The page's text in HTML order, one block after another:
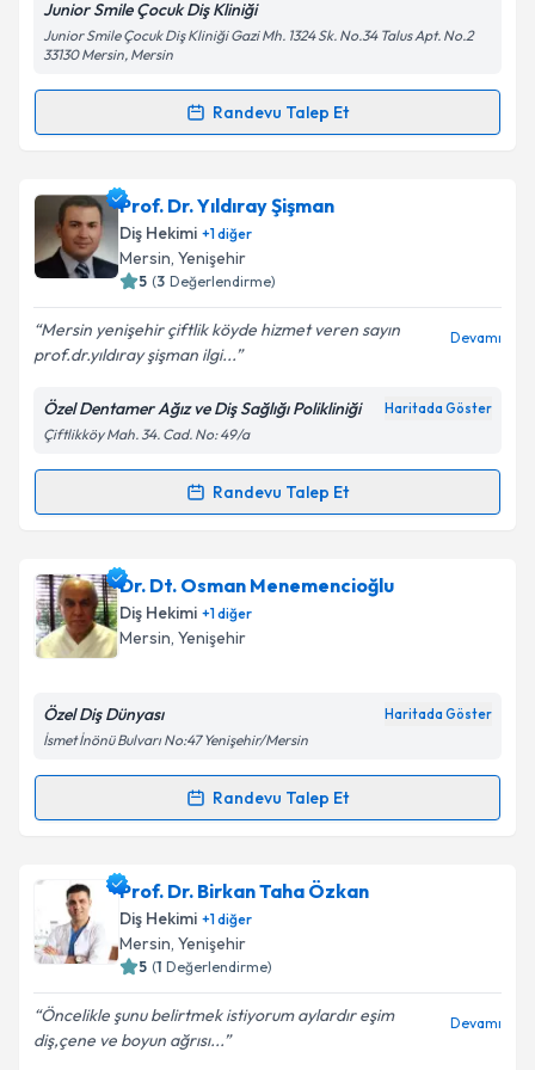
Kişisel verilerimin işlenmesine ilişkinAydınlatma
'ni okudum ve kişisel verilerimin belirtilen
kapsamda işlenmesini kabul ediyorum.
Takvim Talebini Gönder
Junior Smile Çocuk Diş Kliniği
Junior Smile Çocuk Diş Kliniği Gazi Mh. 1324 Sk. No.34 Talus Apt. No.2
33130 Mersin, Mersin
Randevu Talep Et
Randevu Takvimi Talebi
Uzm. Dt. Hatice Açıkeliçin randevu takvimi talebi
oluşturun. Size bu uzmandan randevu almanız için bir
takvim hazırlandığında e-posta ile bilgilendireceğiz.
Kişisel verilerimin işlenmesine ilişkin
Aydınlatma
Metni'ni okudum ve kişisel verilerimin belirtilen
kapsamda işlenmesini kabul ediyorum.
Prof. Dr. Yıldıray Şişman
Diş Hekimi +1diğer
Mersin, Yenişehir
5 (3 Değerlendirme)
Mersin yenişehir çiftlik köyde hizmet veren sayın
prof.dr.yıldıray şişman ilgi...
Devamı
Özel Dentamer Ağız ve Diş Sağlığı Polikliniği Haritada Göster
Çiftlikköy Mah. 34. Cad. No: 49/a
Randevu Talep Et
Randevu Takvimi Talebi
Prof. Dr. Yıldıray Şişmaniçin randevu takvimi talebi
oluşturun. Size bu uzmandan randevu almanız için bir
takvim hazırlandığında e-posta ile bilgilendireceğiz.
Kişisel verilerimin işlenmesine ilişkin
Metni'ni okudum ve kişisel verilerimin belirtilen
Takvim Talebini Gönder
Dr. Dt. Osman Menemencioğlu
Diş Hekimi +1diğer
Mersin, Yenişehir
Özel Diş Dünyası Haritada Göster
İsmet İnönü Bulvarı No:47 Yenişehir/Mersin
Randevu Talep Et
Randevu Takvimi Talebi
Dr. Dt. Osman Menemencioğluiçin randevu takvimi
talebi oluşturun. Size bu uzmandan randevu almanız
için bir takvim hazırlandığında e-posta ile
bilgilendireceğiz.
E-posta Adresiniz
Prof. Dr. Birkan Taha Özkan
Diş Hekimi +1diğer
Mersin, Yenişehir
5 (1 Değerlendirme)
Öncelikle şunu belirtmek istiyorum aylardır eşim
diş,çene ve boyun ağrısı...
Devamı